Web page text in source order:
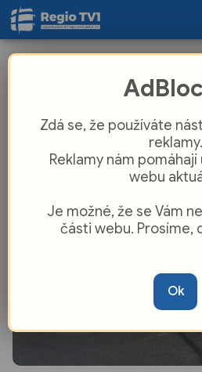
Rokycany čeká
Zdá se, že používáte
reklamy.
Reklamy nám
webu
Je možné, že se Vám
části webu. Prosíme,
Ok